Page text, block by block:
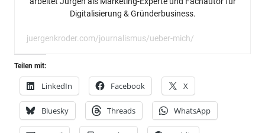
Digitalisierung & Gründerbusiness.
juergenkroder.com/journalismus/ueber-mich/
Teilen mit:
LinkedIn Facebook X
Bluesky Threads WhatsApp